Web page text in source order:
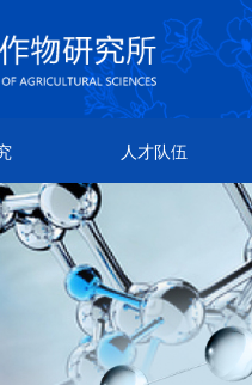
队伍
风采 主导
主推
人才队伍